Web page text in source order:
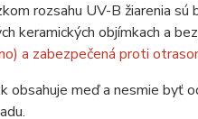
rozsahu UV-B žiarenia sú
keramických objímkach a
a zabezpečená proti
obsahuje meď a nesmie byť